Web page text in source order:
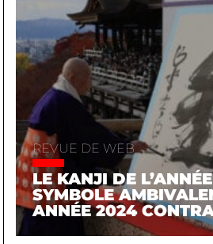
REVUE DE WEB
LE KANJI DE
SYMBOLE
ANNÉE 2024